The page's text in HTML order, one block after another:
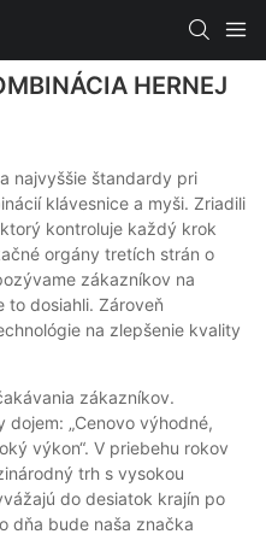
HERNEJ
najvyššie štandardy pri
klávesnice a myši. Zriadili
kontroluje každý krok
orgány tretích strán o
zákazníkov na
to dosiahli. Zároveň
na zlepšenie kvality
zákazníkov.
„Cenovo výhodné,
výkon“. V priebehu rokov
trh s vysokou
do desiatok krajín po
dňa bude naša značka